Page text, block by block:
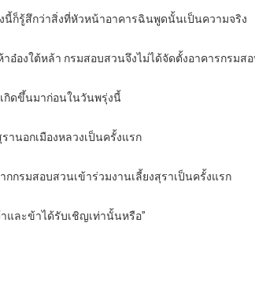
นี้ก็รู้สึกว่าสิ่งที่หัวหน้าอาคารฉินพูดนั้นเป็นความจริง
าอ๋องใต้หล้า กรมสอบสวนจึงไม่ได้จัดตั้งอาคารกรม
กิดขึ้นมาก่อนในวันพรุ่งนี้
านอกเมืองหลวงเป็นครั้งแรก
กรมสอบสวนเข้าร่วมงานเลี้ยงสุราเป็นครั้งแรก
และข้าได้รับเชิญเท่านั้นหรือ”